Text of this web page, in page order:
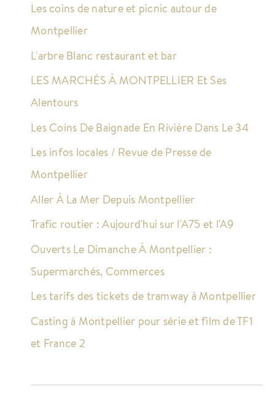
Les coins de nature et picnic autour de
Montpellier
L'arbre Blanc restaurant et bar
LES MARCHÉS À MONTPELLIER Et Ses
Alentours
Les Coins De Baignade En Rivière Dans Le 34
Les infos locales / Revue de Presse de
Montpellier
Aller À La Mer Depuis Montpellier
Trafic routier : Aujourd'hui sur l'A75 et l'A9
Ouverts Le Dimanche À Montpellier :
Supermarchés, Commerces
Les tarifs des tickets de tramway à Montpellier
Casting à Montpellier pour série et film de TF1
et France 2